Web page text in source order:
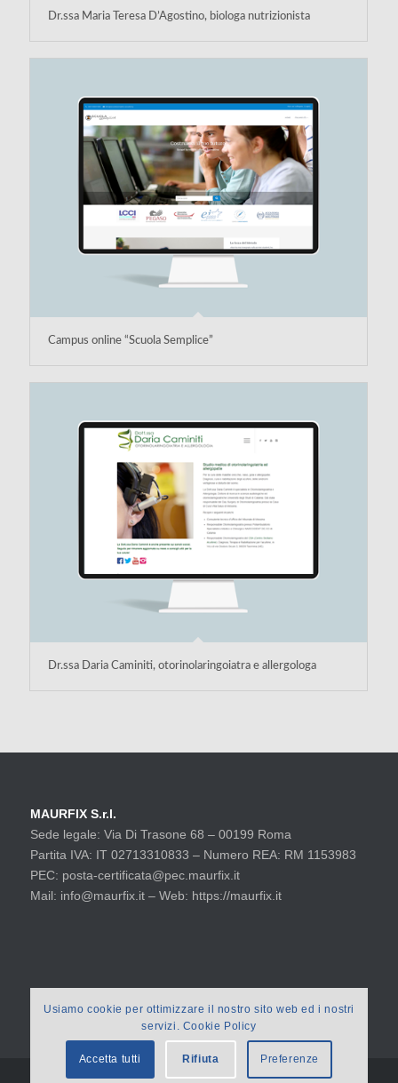
Dr.ssa Maria Teresa D’Agostino, biologa nutrizionista
Campus online “Scuola Semplice”
Dr.ssa Daria Caminiti, otorinolaringoiatra e allergologa
MAURFIX S.r.l.
Sede legale: Via Di Trasone 68 – 00199 Roma
Partita IVA: IT 02713310833 – Numero REA: RM 1153983
PEC: posta-certificata@pec.maurfix.it
Mail: info@maurfix.it – Web: https://maurfix.it
Usiamo cookie per ottimizzare il nostro sito web ed i nostri
servizi. Cookie Policy
Accetta tutti Rifiuta Preferenze